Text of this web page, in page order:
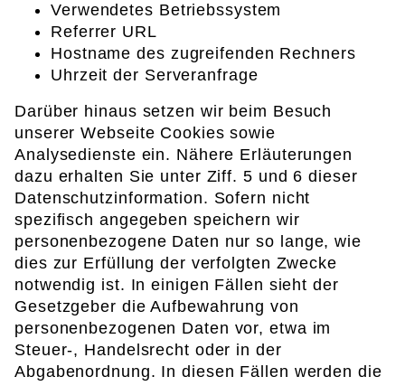
Verwendetes Betriebssystem
Referrer URL
Hostname des zugreifenden Rechners
Uhrzeit der Serveranfrage
Darüber hinaus setzen wir beim Besuch
unserer Webseite Cookies sowie
Analysedienste ein. Nähere Erläuterungen
dazu erhalten Sie unter Ziff. 5 und 6 dieser
Datenschutzinformation. Sofern nicht
spezifisch angegeben speichern wir
personenbezogene Daten nur so lange, wie
dies zur Erfüllung der verfolgten Zwecke
notwendig ist. In einigen Fällen sieht der
Gesetzgeber die Aufbewahrung von
personenbezogenen Daten vor, etwa im
Steuer-, Handelsrecht oder in der
Abgabenordnung. In diesen Fällen werden die